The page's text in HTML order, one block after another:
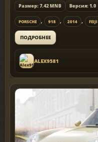
Размер: 7.42 MNB Версия: 1.0
PORSCHE , 918 , 2014 , FEIJI
ПОДРОБНЕЕ
ALEX9581